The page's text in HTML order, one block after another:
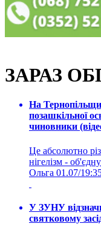
ЗАРАЗ
На
позашкільної
чиновники
Це абсолютно
нігелізм -
Ольга 01.07/
У ЗУНУ
святковому